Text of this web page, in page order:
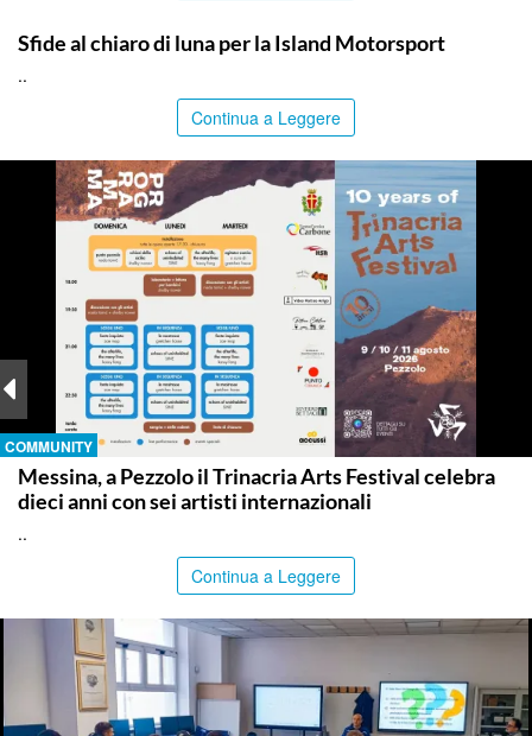
Sfide al chiaro di luna per la Island Motorsport
..
Continua a Leggere
COMMUNITY
Messina, a Pezzolo il Trinacria Arts Festival celebra
dieci anni con sei artisti internazionali
..
Continua a Leggere